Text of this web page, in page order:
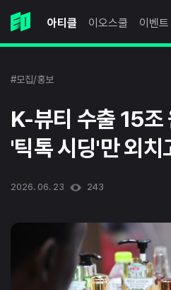
아티클 이오스쿨 이벤트
#모집/홍보
K-뷰티 수출 15조
'틱톡 시딩'만 외치
2026. 06. 23 243